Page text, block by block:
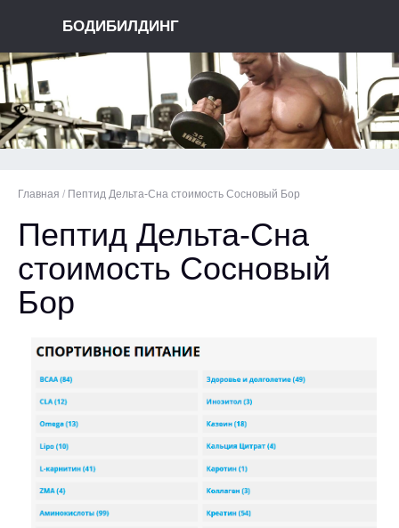
БОДИБИЛДИНГ
Главная / Пептид Дельта-Сна стоимость Сосновый Бор
Пептид Дельта-Сна
стоимость Сосновый
Бор